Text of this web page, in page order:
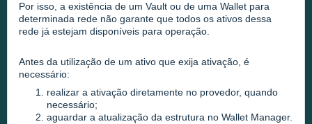
Por isso, a existência de um Vault ou de uma Wallet para
determinada rede não garante que todos os ativos dessa
rede já estejam disponíveis para operação.
Antes da utilização de um ativo que exija ativação, é
necessário:
realizar a ativação diretamente no provedor, quando
necessário;
aguardar a atualização da estrutura no Wallet Manager.